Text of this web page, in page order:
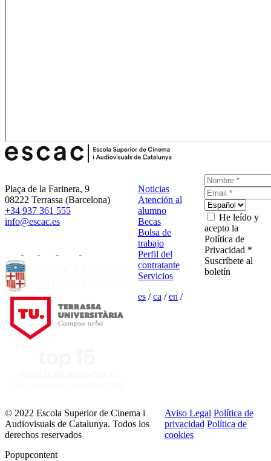
Plaça de la Farinera, 9
08222 Terrassa (Barcelona)
+34 937 361 555
info@escac.es
Noticias
Atención al
alumno
Becas
Bolsa de
trabajo
Perfil del
contratante
Servicios
es/ca /en /
He leído y
acepto la
Política de
Privacidad *
Suscríbete al
boletín
© 2022 Escola Superior de Cinema i
Audiovisuals de Catalunya. Todos los
derechos reservados
Aviso Legal Política de
privacidad Política de
cookies
Popupcontent